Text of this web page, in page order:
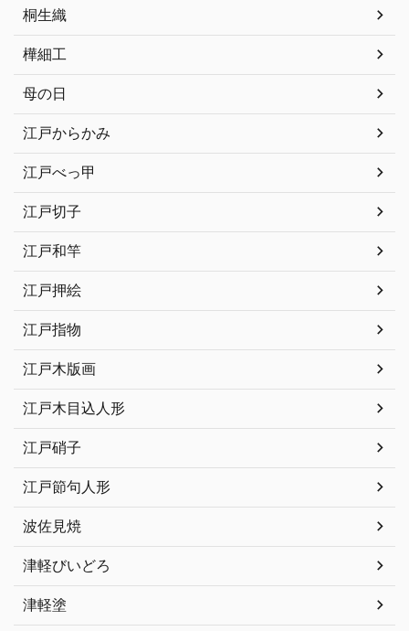
桐生織
樺細工
母の日
江戸からかみ
江戸べっ甲
江戸切子
江戸和竿
江戸押絵
江戸指物
江戸木版画
江戸木目込人形
江戸硝子
江戸節句人形
波佐見焼
津軽びいどろ
津軽塗